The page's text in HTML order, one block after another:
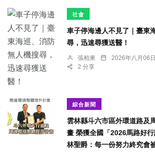
社會
車子停海邊人不見了｜臺東
尋，迅速尋獲送醫！
張柏東 2026年八月06日
2 分享
綜合新聞
雲林縣斗六市區外環道路及
畫 榮獲全國「2026馬路好
林聖爵：每一份努力終究會